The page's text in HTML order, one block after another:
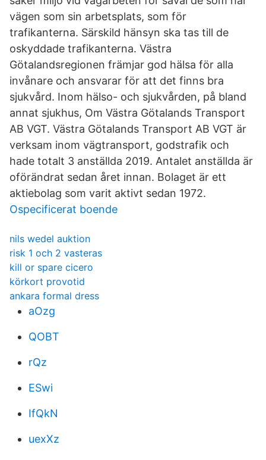
vägen som sin arbetsplats, som för
trafikanterna. Särskild hänsyn ska tas till de
oskyddade trafikanterna. Västra
Götalandsregionen främjar god hälsa för alla
invånare och ansvarar för att det finns bra
sjukvård. Inom hälso- och sjukvården, på bland
annat sjukhus, Om Västra Götalands Transport
AB VGT. Västra Götalands Transport AB VGT är
verksam inom vägtransport, godstrafik och
hade totalt 3 anställda 2019. Antalet anställda är
oförändrat sedan året innan. Bolaget är ett
aktiebolag som varit aktivt sedan 1972.
Ospecificerat boende
nils wedel auktion
risk 1 och 2 vasteras
kill or spare cicero
körkort provotid
ankara formal dress
aOzg
QOBT
rQz
ESwi
IfQkN
uexXz